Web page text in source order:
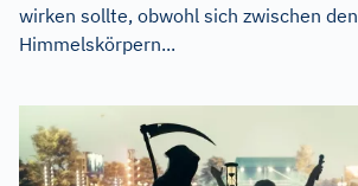
wirken sollte, obwohl sich zwischen den
Himmelskörpern...